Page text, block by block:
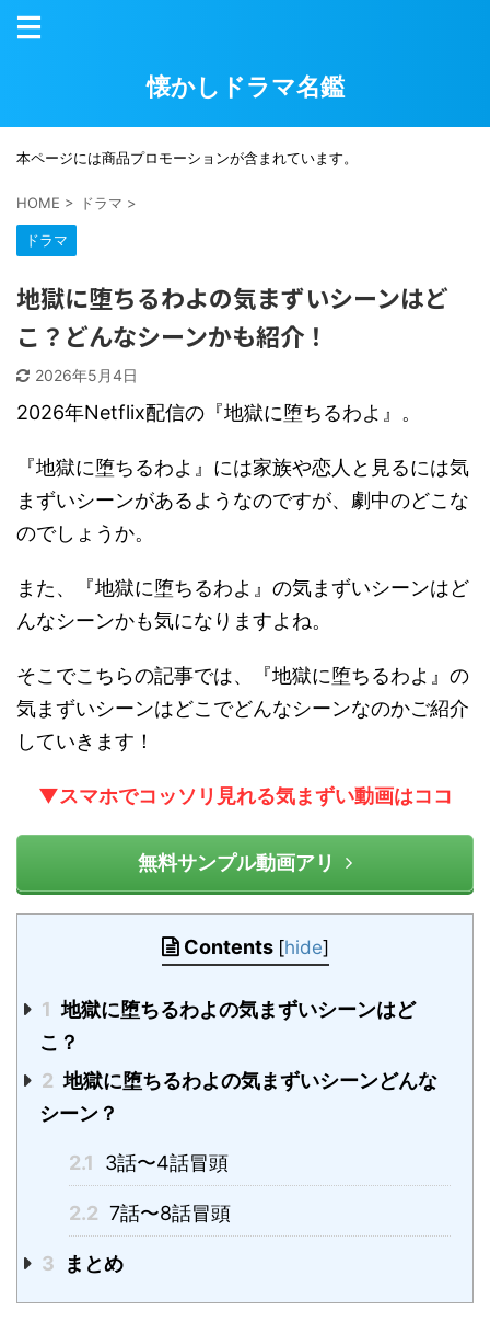
懐かしドラマ名鑑
本ページには商品プロモーションが含まれています。
HOME > ドラマ >
ドラマ
地獄に堕ちるわよの気まずいシーンはど
こ？どんなシーンかも紹介！
2026年5月4日
2026年Netflix配信の『地獄に堕ちるわよ』。
『地獄に堕ちるわよ』には家族や恋人と見るには気
まずいシーンがあるようなのですが、劇中のどこな
のでしょうか。
また、『地獄に堕ちるわよ』の気まずいシーンはど
んなシーンかも気になりますよね。
そこでこちらの記事では、『地獄に堕ちるわよ』の
気まずいシーンはどこでどんなシーンなのかご紹介
していきます！
▼スマホでコッソリ見れる気まずい動画はココ
無料サンプル動画アリ
Contents [hide]
1 地獄に堕ちるわよの気まずいシーンはど
こ？
2 地獄に堕ちるわよの気まずいシーンどんな
シーン？
2.1 3話〜4話冒頭
2.2 7話〜8話冒頭
3 まとめ